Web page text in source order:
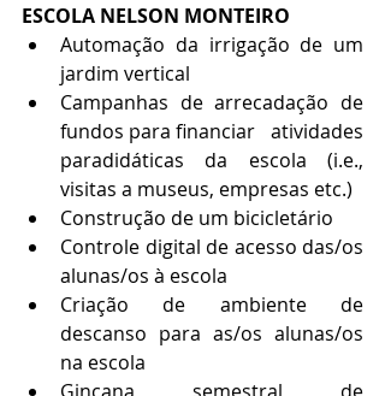
ESCOLA NELSON MONTEIRO
Automação da irrigação de um
jardim vertical
Campanhas de arrecadação de
fundos para financiar   atividades
paradidáticas da escola (i.e.,
visitas a museus, empresas etc.)
Construção de um bicicletário
Controle digital de acesso das/os
alunas/os à escola
Criação de ambiente de
descanso para as/os alunas/os
na escola